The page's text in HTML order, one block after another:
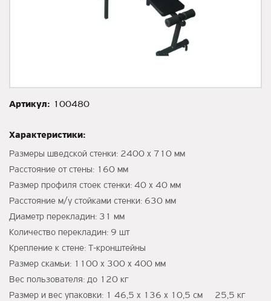
Артикул: 100480
Характеристики:
Размеры шведской стенки: 2400 х 710 мм
Расстояние от стены: 160 мм
Размер профиля стоек стенки: 40 х 40 мм
Расстояние м/у стойками стенки: 630 мм
Диаметр перекладин: 31 мм
Количество перекладин: 9 шт
Крепление к стене: Т-кронштейны
Размер скамьи: 1100 х 300 х 400 мм
Вес пользователя: до 120 кг
Размер и вес упаковки: 1 46,5 х 136 х 10,5 см 25,5 кг